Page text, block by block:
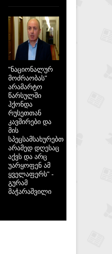
"ნაციონალურ
მოძრაობას"
არამარტო
წარსულში
ჰქონდა
რუსეთთან
კავშირები და
მის
სპეცსამსახურებთან,
არამედ დღესაც
აქვს და არც
უარყოფენ ამ
ყველაფერს" -
გურამ
მაჭარაშვილი